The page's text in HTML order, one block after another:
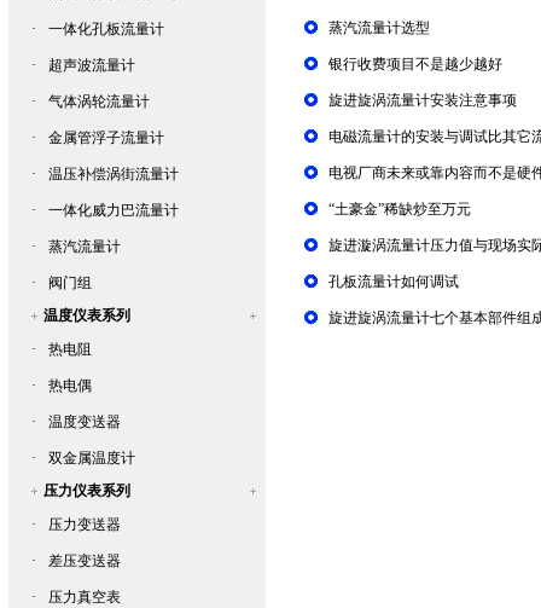
· 一体化孔板流量计
· 超声波流量计
· 气体涡轮流量计
· 金属管浮子流量计
· 温压补偿涡街流量计
· 一体化威力巴流量计
· 蒸汽流量计
·
阀门组
温度仪表系列
·
热电阻
· 热电偶
· 温度变送器
·
双金属温度计
压力仪表系列
·
压力变送器
· 差压变送器
· 压力真空表
蒸汽流量计选型
银行收费项目不是越少越好
旋进旋涡流量计安装注意事项
电磁流量计的安装与调试比其它
电视厂商未来或靠内容而不是硬
“土豪金”稀缺炒至万元
旋进漩涡流量计压力值与现场实
孔板流量计如何调试
旋进旋涡流量计七个基本部件组